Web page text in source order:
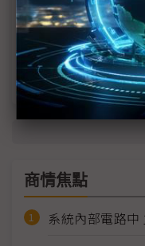
SpaceX晶片採
採用NVIDIA
光進銅退更明
線「最終戰場」
商情焦點
系統內部電路